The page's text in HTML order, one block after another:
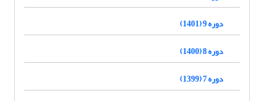
دوره 9 (1401)
دوره 8 (1400)
دوره 7 (1399)